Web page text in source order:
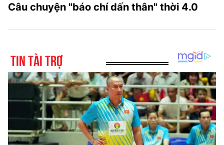
Câu chuyện "báo chí dấn thân" thời 4.0